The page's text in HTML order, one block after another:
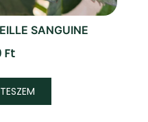
SANGUINE
Ft